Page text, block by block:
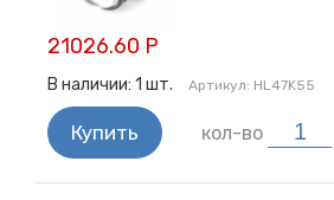
21026.60 Р
В наличии: 1 шт. Артикул: HL47K55
Купить кол-во